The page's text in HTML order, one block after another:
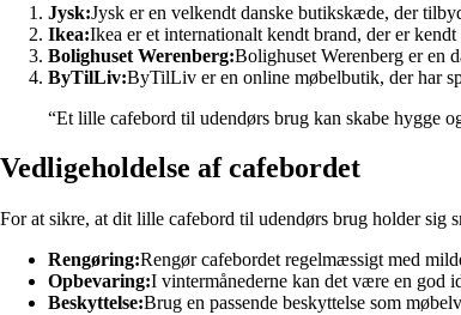
Jysk:Jysk er en velkendt danske butikskæde, der
Ikea:Ikea er et internationalt kendt brand, der er
Bolighuset Werenberg:Bolighuset Werenberg er en
ByTilLiv:ByTilLiv er en online møbelbutik, der har
“Et lille cafebord til udendørs brug kan skabe hygge
Vedligeholdelse af cafebordet
For at sikre, at dit lille cafebord til udendørs brug holder sig
Rengøring:Rengør cafebordet regelmæssigt med
Opbevaring:I vintermånederne kan det være en god
Beskyttelse:Brug en passende beskyttelse som